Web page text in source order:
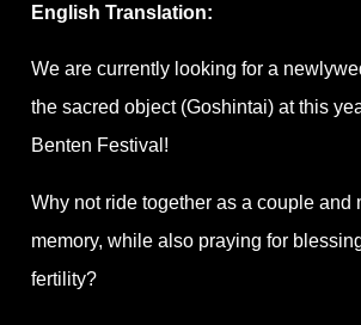
English Translation:
We are currently looking for a
the sacred object (Goshintai) at this
Benten Festival!
Why not ride together as a couple and
memory, while also praying for
fertility?